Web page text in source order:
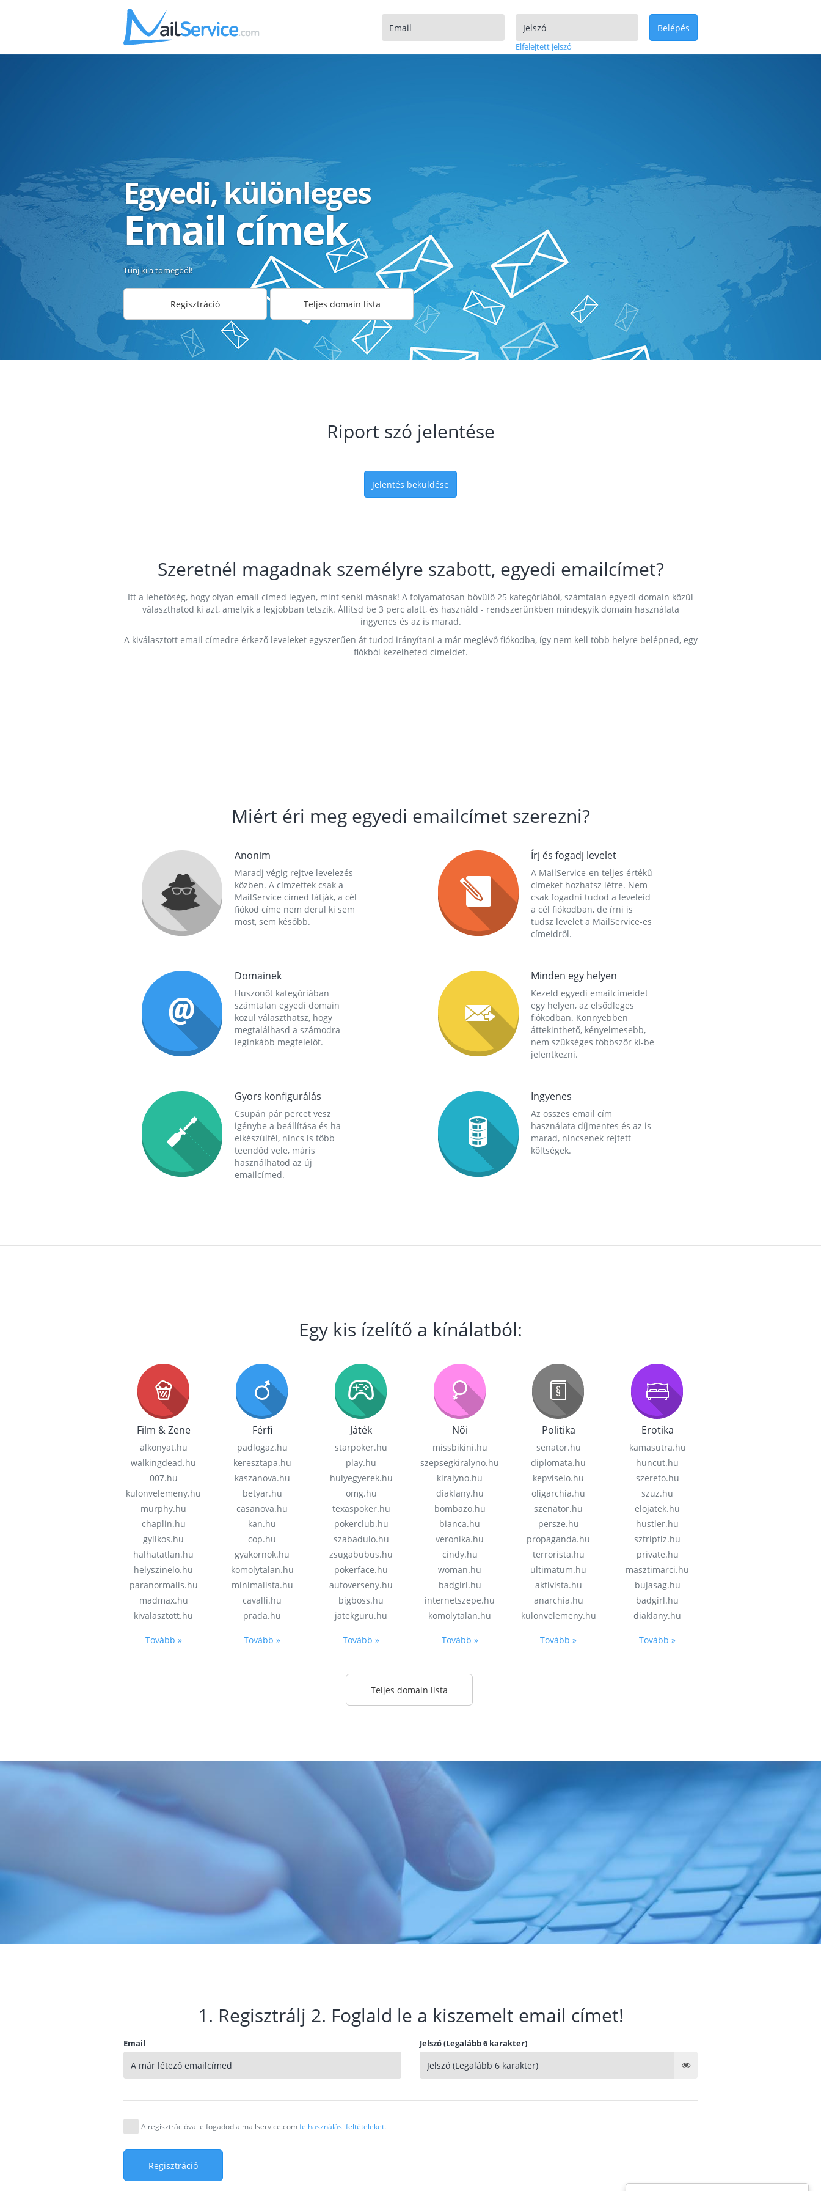
Elfelejtett jelszó
Belépés
Egyedi, különleges
Email címek
Tűnj ki a tömegből!
Regisztráció Teljes domain lista
Riport szó jelentése
Jelentés beküldése
Szeretnél magadnak személyre szabott, egyedi emailcímet?
Itt a lehetőség, hogy olyan email címed legyen, mint senki másnak! A folyamatosan bővülő 25 kategóriából, számtalan egyedi domain közül
választhatod ki azt, amelyik a legjobban tetszik. Állítsd be 3 perc alatt, és használd - rendszerünkben mindegyik domain használata
ingyenes és az is marad.
A kiválasztott email címedre érkező leveleket egyszerűen át tudod irányítani a már meglévő fiókodba, így nem kell több helyre belépned, egy
fiókból kezelheted címeidet.
Miért éri meg egyedi emailcímet szerezni?
Anonim
Maradj végig rejtve levelezés
közben. A címzettek csak a
MailService címed látják, a cél
fiókod címe nem derül ki sem
most, sem később.
Írj és fogadj levelet
A MailService-en teljes értékű
címeket hozhatsz létre. Nem
csak fogadni tudod a leveleid
a cél fiókodban, de írni is
tudsz levelet a MailService-es
címeidről.
Domainek
Huszonöt kategóriában
számtalan egyedi domain
közül választhatsz, hogy
megtalálhasd a számodra
leginkább megfelelőt.
Minden egy helyen
Kezeld egyedi emailcímeidet
egy helyen, az elsődleges
fiókodban. Könnyebben
áttekinthető, kényelmesebb,
nem szükséges többször ki-be
jelentkezni.
Gyors konfigurálás
Csupán pár percet vesz
igénybe a beállítása és ha
elkészültél, nincs is több
teendőd vele, máris
használhatod az új
emailcímed.
Ingyenes
Az összes email cím
használata díjmentes és az is
marad, nincsenek rejtett
költségek.
Egy kis ízelítő a kínálatból:
Film & Zene
alkonyat.hu
walkingdead.hu
007.hu
kulonvelemeny.hu
murphy.hu
chaplin.hu
gyilkos.hu
halhatatlan.hu
helyszinelo.hu
paranormalis.hu
madmax.hu
kivalasztott.hu
Tovább »
Férfi
padlogaz.hu
keresztapa.hu
kaszanova.hu
betyar.hu
casanova.hu
kan.hu
cop.hu
gyakornok.hu
komolytalan.hu
minimalista.hu
cavalli.hu
prada.hu
Tovább »
Játék
starpoker.hu
play.hu
hulyegyerek.hu
omg.hu
texaspoker.hu
pokerclub.hu
szabadulo.hu
zsugabubus.hu
pokerface.hu
autoverseny.hu
bigboss.hu
jatekguru.hu
Tovább »
Női
missbikini.hu
szepsegkiralyno.hu
kiralyno.hu
diaklany.hu
bombazo.hu
bianca.hu
veronika.hu
cindy.hu
woman.hu
badgirl.hu
internetszepe.hu
komolytalan.hu
Tovább »
Politika
senator.hu
diplomata.hu
kepviselo.hu
oligarchia.hu
szenator.hu
persze.hu
propaganda.hu
terrorista.hu
ultimatum.hu
aktivista.hu
anarchia.hu
kulonvelemeny.hu
Tovább »
Erotika
kamasutra.hu
huncut.hu
szereto.hu
szuz.hu
elojatek.hu
hustler.hu
sztriptiz.hu
private.hu
masztimarci.hu
bujasag.hu
badgirl.hu
diaklany.hu
Tovább »
Teljes domain lista
1. Regisztrálj 2. Foglald le a kiszemelt email címet!
Email Jelszó (Legalább 6 karakter)
A regisztrációval elfogadod a mailservice.comfelhasználási feltételeket.
Regisztráció